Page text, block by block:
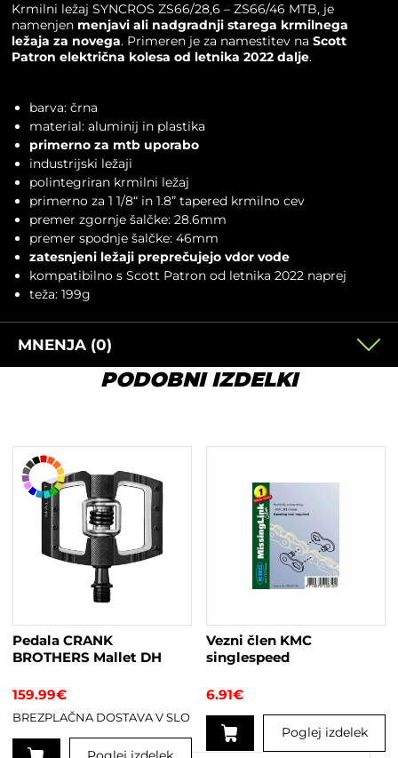
Krmilni ležaj SYNCROS ZS66/28,6 – ZS66/46 MTB, je
namenjen menjavi ali nadgradnji starega krmilnega
ležaja za novega. Primeren je za namestitev na Scott
Patron električna kolesa od letnika 2022 dalje.
barva: črna
material: aluminij in plastika
primerno za mtb uporabo
industrijski ležaji
polintegriran krmilni ležaj
primerno za 1 1/8“ in 1.8” tapered krmilno cev
premer zgornje šalčke: 28.6mm
premer spodnje šalčke: 46mm
zatesnjeni ležaji preprečujejo vdor vode
kompatibilno s Scott Patron od letnika 2022 naprej
teža: 199g
MNENJA (0)
PODOBNI IZDELKI
Pedala CRANK
BROTHERS Mallet DH
159.99€
BREZPLAČNA DOSTAVA V SLO
Vezni člen KMC
singlespeed
6.91€
Poglej izdelek